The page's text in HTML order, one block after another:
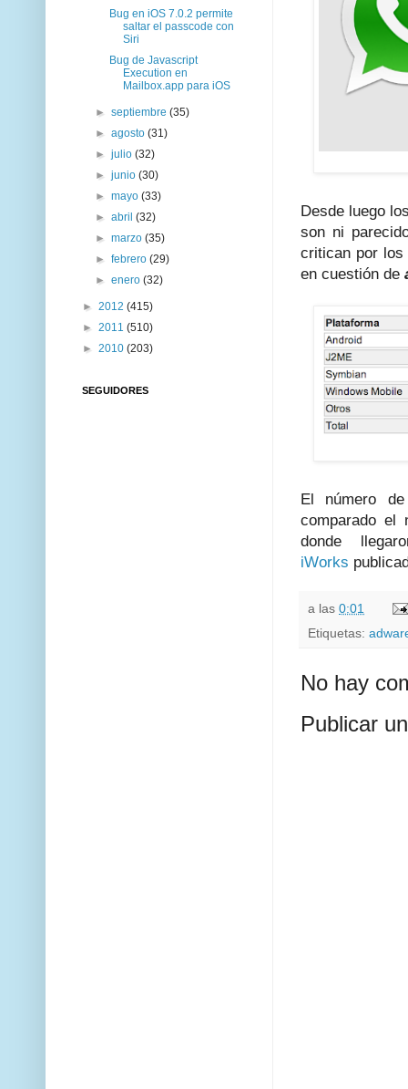
Desde luego
son ni
critican por los
en cuestión de
El número
comparado el
donde
iWorks
a las 0:01
Etiquetas:
No hay
Publicar
Bug en iOS 7.0.2 permite
saltar el passcode con
Siri
Bug de Javascript
Execution en
Mailbox.app para iOS
►septiembre(35)
►agosto(31)
►julio(32)
►junio(30)
►mayo(33)
►abril(32)
►marzo(35)
►febrero(29)
►enero(32)
► 2012 (415)
► 2011 (510)
► 2010 (203)
SEGUIDORES